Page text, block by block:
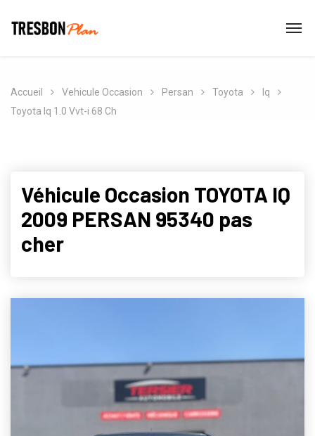
Accueil Vehicule Occasion Persan Toyota
Iq
Toyota Iq 1.0 Vvt-i 68 Ch
Véhicule Occasion TOYOTA IQ
2009 PERSAN 95340 pas
cher